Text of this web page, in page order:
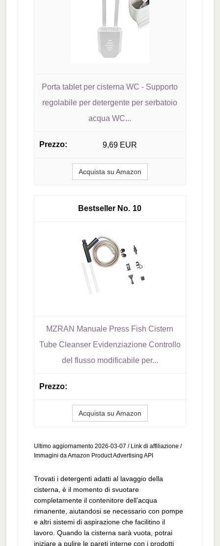
Porta tablet per cisterna WC - Supporto
regolabile per detergente per serbatoio
acqua WC...
9,69 EUR
Acquista su Amazon
10
MZRAN Manuale Press Fish Cistern
Tube Cleanser Evidenziazione Controllo
del flusso modificabile per...
Acquista su Amazon
Ultimo aggiornamento 2026-03-07 / Link di affiliazione /
Immagini da Amazon Product Advertising API
Trovati i detergenti adatti al lavaggio della
cisterna, è il momento di svuotare
completamente il contenitore dell’acqua
rimanente, aiutandosi se necessario con pompe
e altri sistemi di aspirazione che facilitino il
lavoro. Quando la cisterna sarà vuota, potrai
iniziare a pulire le pareti interne con i prodotti